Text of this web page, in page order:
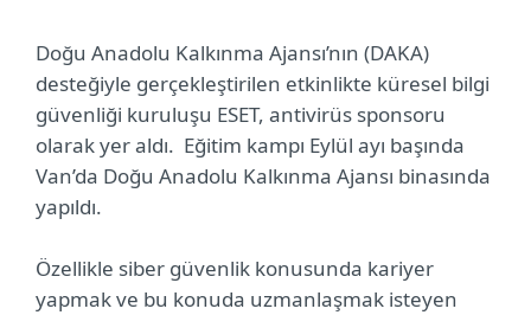
Doğu Anadolu Kalkınma Ajansı’nın (DAKA)
desteğiyle gerçekleştirilen etkinlikte küresel bilgi
güvenliği kuruluşu ESET, antivirüs sponsoru
olarak yer aldı. Eğitim kampı Eylül ayı başında
Van’da Doğu Anadolu Kalkınma Ajansı binasında
yapıldı.
Özellikle siber güvenlik konusunda kariyer
yapmak ve bu konuda uzmanlaşmak isteyen